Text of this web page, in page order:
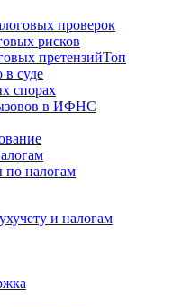
проверок
рисков
претензийТоп
в суде
спорах
в ИФНС
по налогам
и налогам